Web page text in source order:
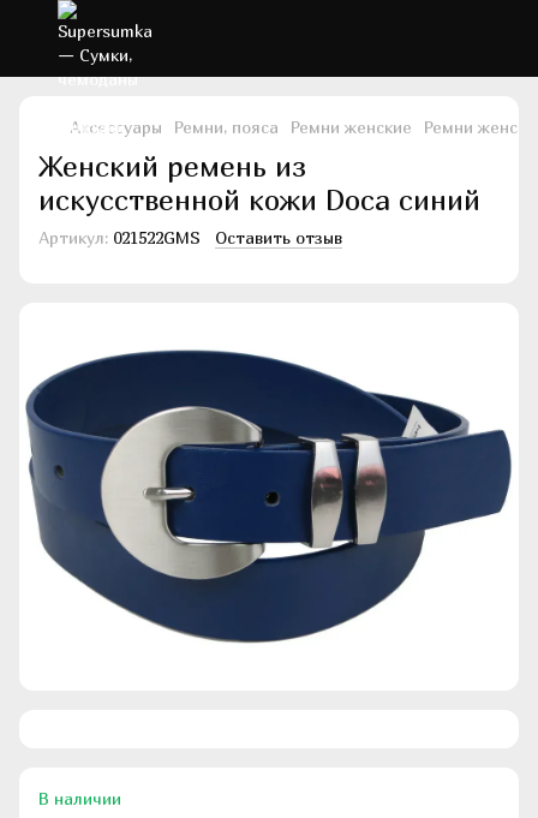
Аксессуары Ремни, пояса Ремни женские Ремни
Женский ремень из
искусственной кожи Doca синий
Артикул: 021522GMS Оставить отзыв
В наличии